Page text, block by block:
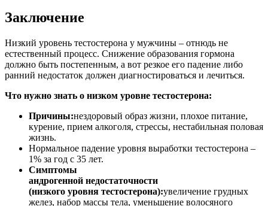
Заключение
Низкий уровень тестостерона у мужчины – отнюдь не
естественный процесс. Снижение образования гормона
должно быть постепенным, а вот резкое его падение либо
ранний недостаток должен диагностироваться и лечиться.
Что нужно знать о низком уровне тестостерона:
Причины:нездоровый образ жизни, плохое питание,
курение, прием алкоголя, стрессы, нестабильная половая
жизнь.
Нормальное падение уровня выработки тестостерона –
1% за год с 35 лет.
Симптомы
андрогенной недостаточности
(низкого уровня тестостерона):увеличение грудных
желез, набор массы тела, уменьшение волосяного